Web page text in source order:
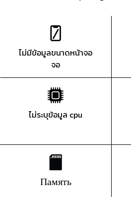
ไม่มีข้อมูลขนาดหน้าจอ
จอ
ไม่ระบุข้อมูล cpu
Память